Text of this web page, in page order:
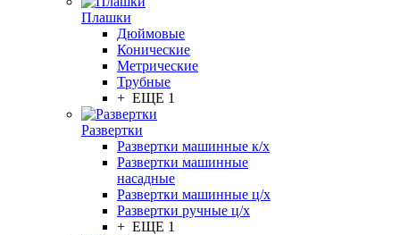
Плашки
Дюймовые
Конические
Метрические
Трубные
+ ЕЩЕ 1
Развертки
Развертки машинные к/х
Развертки машинные
насадные
Развертки машинные ц/х
Развертки ручные ц/х
+ ЕЩЕ 1